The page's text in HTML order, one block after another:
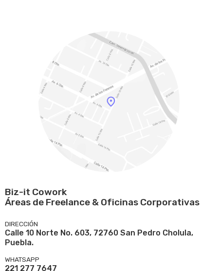
Biz-it Cowork
Áreas de Freelance & Oficinas Corporativas
DIRECCIÓN
Calle 10 Norte No. 603, 72760 San Pedro Cholula,
Puebla.
WHATSAPP
221 277 7647